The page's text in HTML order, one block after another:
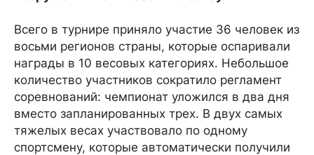
Всего в турнире приняло участие 36 человек из
восьми регионов страны, которые оспаривали
награды в 10 весовых категориях. Небольшое
количество участников сократило регламент
соревнований: чемпионат уложился в два дня
вместо запланированных трех. В двух самых
тяжелых весах участвовало по одному
спортсмену, которые автоматически получили